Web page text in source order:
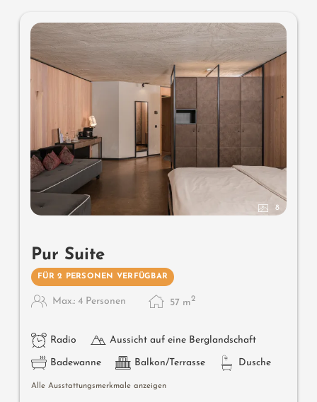
Designermöbel auf dem Balkon: 2 Sonnenliegen, ein
Beistelltischchen, ein Stuhl und ein Schaukelstuhl
Wissenswertes : Boxspringmatratze und Klimaanlage
8
Pur Suite
FÜR 2 PERSONEN VERFÜGBAR
Max.: 4 Personen 57 m2
Radio Aussicht auf eine Berglandschaft
Badewanne Balkon/Terrasse Dusche
Alle Ausstattungsmerkmale anzeigen